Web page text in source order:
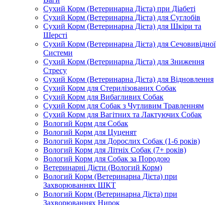
Сухий Корм (Ветеринарна Дієта) при Діабеті
Сухий Корм (Ветеринарна Дієта) для Суглобів
Сухий Корм (Ветеринарна Дієта) для Шкіри та
Шерсті
Сухий Корм (Ветеринарна Дієта) для Сечовивідної
Системи
Сухий Корм (Ветеринарна Дієта) для Зниження
Стресу
Сухий Корм (Ветеринарна Дієта) для Відновлення
Сухий Корм для Стерилізованих Собак
Сухий Корм для Вибагливих Собак
Сухий Корм для Собак з Чутливим Травленням
Сухий Корм для Вагітних та Лактуючих Собак
Вологий Корм для Собак
Вологий Корм для Цуценят
Вологий Корм для Дорослих Собак (1-6 років)
Вологий Корм для Літніх Собак (7+ років)
Вологий Корм для Собак за Породою
Ветеринарні Дієти (Вологий Корм)
Вологий Корм (Ветеринарна Дієта) при
Захворюваннях ШКТ
Вологий Корм (Ветеринарна Дієта) при
Захворюваннях Нирок